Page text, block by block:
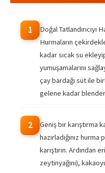
1
Doğal Tatlandırıcıyı
Hurmaların
kadar sıcak su
yumuşamalarını
çay bardağı süt ile
gelene kadar
2
Geniş bir karıştırma
hazırladığınız
karıştırın. Ardından
zeytinyağını),